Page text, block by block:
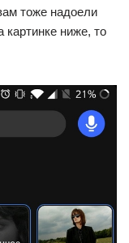
тоже надоели
картинке ниже, то